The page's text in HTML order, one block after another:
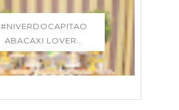
#NIVERDOCAPITAO
ABACAXI LOVER...